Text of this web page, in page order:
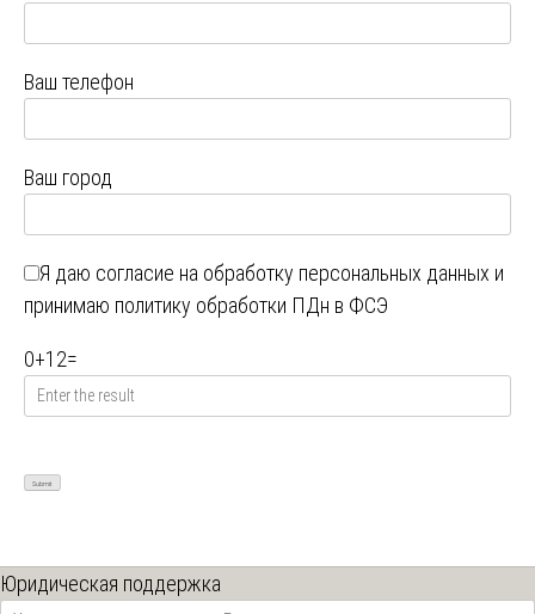
Ваш телефон
Ваш город
Я даю согласие на обработку персональных данных и
принимаю политику обработки ПДн в ФСЭ
0+12=
Юридическая поддержка